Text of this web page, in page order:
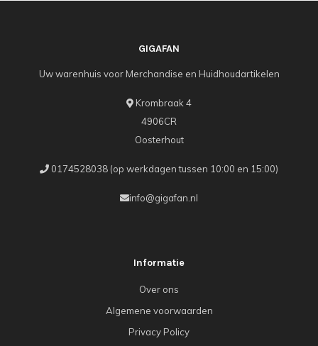
GIGAFAN
Uw warenhuis voor Merchandise en Huidhoudartikelen
Krombraak 4
4906CR
Oosterhout
0174528038 (op werkdagen tussen 10:00 en 15:00)
info@gigafan.nl
Informatie
Over ons
Algemene voorwaarden
Privacy Policy